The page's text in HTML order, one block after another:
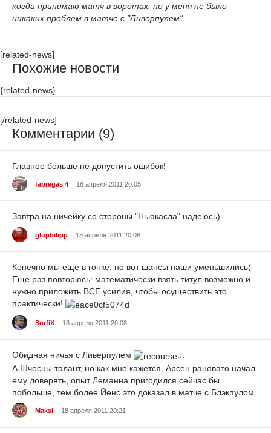
когда принимаю матч в воротах, но у меня не было
никаких проблем в матче с "Ливерпулем".
[related-news]
Похожие новости
{related-news}
[/related-news]
Комментарии (9)
Главное больше не допустить ошибок!
fabregas 4 18 апреля 2011 20:05
Завтра на ничейку со стороны "Ньюкасла" надеюсь)
gluphilipp 18 апреля 2011 20:08
Конечно мы еще в гонке, но вот шансы наши уменьшились(
Еще раз повторюсь: математически взять титул возможно и
нужно приложить ВСЕ усилия, чтобы осуществить это
практически!
SorfiX 18 апреля 2011 20:08
Обидная ничья с Ливерпулем
...
А Шчесны талант, но как мне кажется, Арсен рановато начал
ему доверять, опыт Леманна пригодился сейчас бы
побольше, тем более Йенс это доказал в матче с Блэкпулом.
Maksi 18 апреля 2011 20:21